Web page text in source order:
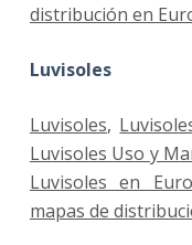
distribución en
Luvisoles
Luvisoles,
Luvisoles Uso y
Luvisoles en
mapas de